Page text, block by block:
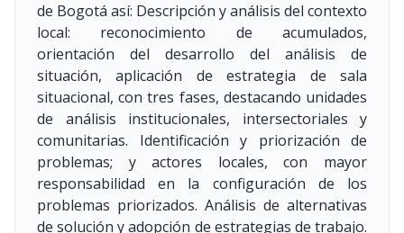
de Bogotá así: Descripción y análisis del contexto
local: reconocimiento de acumulados,
orientación del desarrollo del análisis de
situación, aplicación de estrategia de sala
situacional, con tres fases, destacando unidades
de análisis institucionales, intersectoriales y
comunitarias. Identificación y priorización de
problemas; y actores locales, con mayor
responsabilidad en la configuración de los
problemas priorizados. Análisis de alternativas
de solución y adopción de estrategias de trabajo.